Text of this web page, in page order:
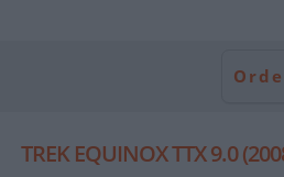
TREK EQUINOX TTX 9.0